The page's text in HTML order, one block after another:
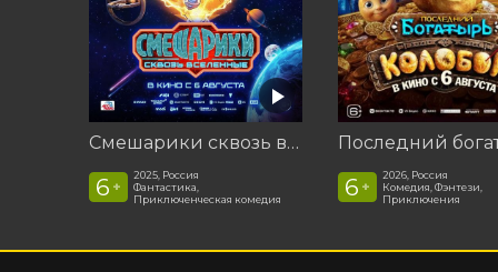
Смешарики сквозь вселенные
6 +
2025, Россия
Фантастика,
Приключенческая комедия
6 +
2026, Россия
Комедия, Фэнтези,
Приключения